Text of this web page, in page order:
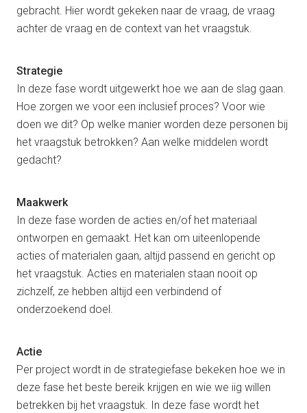
gebracht. Hier wordt gekeken naar de vraag, de vraag
achter de vraag en de context van het vraagstuk.
Strategie
In deze fase wordt uitgewerkt hoe we aan de slag gaan.
Hoe zorgen we voor een inclusief proces? Voor wie
doen we dit? Op welke manier worden deze personen bij
het vraagstuk betrokken? Aan welke middelen wordt
gedacht?
Maakwerk
In deze fase worden de acties en/of het materiaal
ontworpen en gemaakt. Het kan om uiteenlopende
acties of materialen gaan, altijd passend en gericht op
het vraagstuk. Acties en materialen staan nooit op
zichzelf, ze hebben altijd een verbindend of
onderzoekend doel.
Actie
Per project wordt in de strategiefase bekeken hoe we in
deze fase het beste bereik krijgen en wie we iig willen
betrekken bij het vraagstuk. In deze fase wordt het